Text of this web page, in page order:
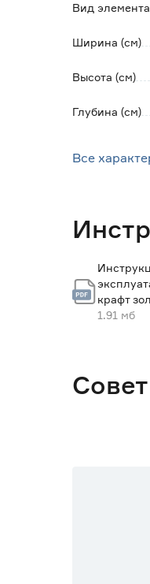
Вид элемента
Ширина (см)
Высота (см)
Глубина (см)
Все
крафт
1.91 мб